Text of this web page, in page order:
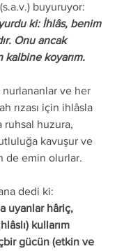
buyuruyor:
Onu ancak
koyarım.
rızası için ihlâsla
ruhsal huzura,
kavuşur ve
de emin olurlar.
dedi ki:
kullarım
gücün (etkin ve